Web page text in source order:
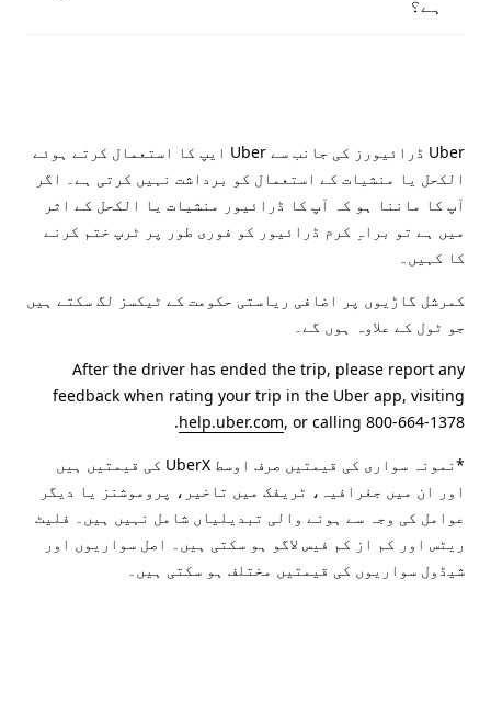
ہے؟
Uber ڈرائیورز کی جانب سے Uber ایپ کا استعمال کرتے ہوئے
الکحل یا منشیات کے استعمال کو برداشت نہیں کرتی ہے۔ اگر
آپ کا ماننا ہو کہ آپ کا ڈرائیور منشیات یا الکحل کے اثر
میں ہے تو براہِ کرم ڈرائیور کو فوری طور پر ٹرپ ختم کرنے
کا کہیں۔
کمرشل گاڑیوں پر اضافی ریاستی حکومت کے ٹیکسز لگ سکتے ہیں
جو ٹول کے علاوہ ہوں گے۔
After the driver has ended the trip, please report any
feedback when rating your trip in the Uber app, visiting
help.uber.com, or calling 800-664-1378.
*نمونہ سواری کی قیمتیں صرف اوسط UberX کی قیمتیں ہیں
اور ان میں جغرافیہ، ٹریفک میں تاخیر، پروموشنز یا دیگر
عوامل کی وجہ سے ہونے والی تبدیلیاں شامل نہیں ہیں۔ فلیٹ
ریٹس اور کم از کم فیس لاگو ہو سکتی ہیں۔ اصل سواریوں اور
شیڈول سواریوں کی قیمتیں مختلف ہو سکتی ہیں۔